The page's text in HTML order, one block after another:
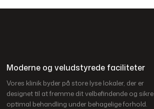
Moderne og veludstyrede faciliteter
Vores klinik byder på store lyse lokaler, der er
designet til at fremme dit velbefindende og sikre
optimal behandling under behagelige forhold.